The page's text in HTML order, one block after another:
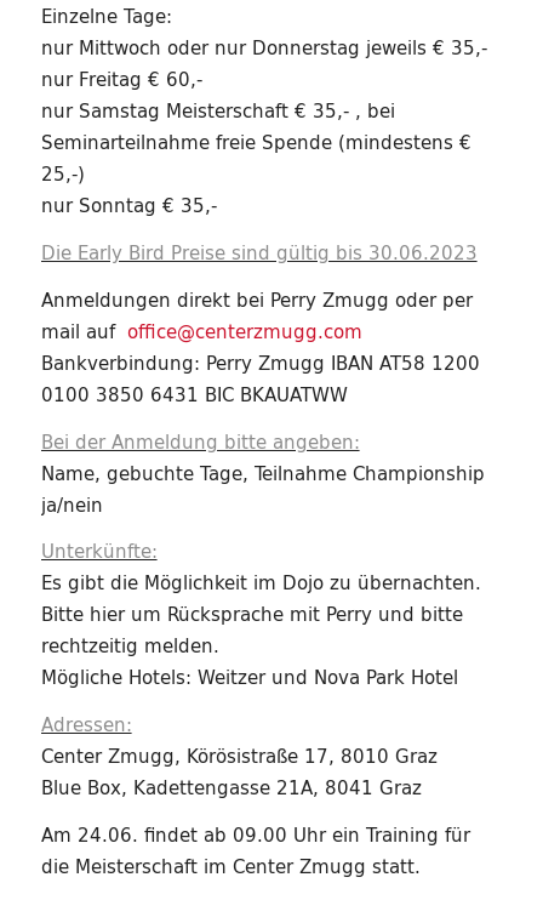
Einzelne Tage:
nur Mittwoch oder nur Donnerstag jeweils € 35,-
nur Freitag € 60,-
nur Samstag Meisterschaft € 35,- , bei
Seminarteilnahme freie Spende (mindestens €
25,-)
nur Sonntag € 35,-
Die Early Bird Preise sind gültig bis 30.06.2023
Anmeldungen direkt bei Perry Zmugg oder per
mail auf office@centerzmugg.com
Bankverbindung: Perry Zmugg IBAN AT58 1200
0100 3850 6431 BIC BKAUATWW
Bei der Anmeldung bitte angeben:
Name, gebuchte Tage, Teilnahme Championship
ja/nein
Unterkünfte:
Es gibt die Möglichkeit im Dojo zu übernachten.
Bitte hier um Rücksprache mit Perry und bitte
rechtzeitig melden.
Mögliche Hotels: Weitzer und Nova Park Hotel
Adressen:
Center Zmugg, Körösistraße 17, 8010 Graz
Blue Box, Kadettengasse 21A, 8041 Graz
Am 24.06. findet ab 09.00 Uhr ein Training für
die Meisterschaft im Center Zmugg statt.